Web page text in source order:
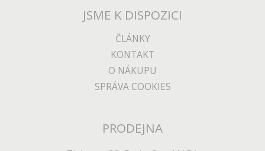
JSME K DISPOZICI
ČLÁNKY
KONTAKT
O NÁKUPU
SPRÁVA COOKIES
PRODEJNA